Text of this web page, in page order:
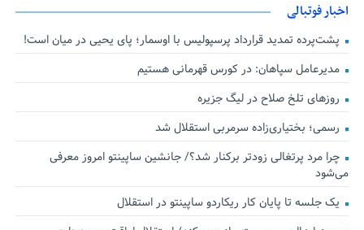
اخبار فوتبالی
پشت‌پرده تمدید قرارداد پرسپولیس با اوسمار؛ پای یحیی در میان است!
مدیرعامل سپاهان: در کورس قهرمانی هستیم
روزهای تلخ صلاح در لیگ جزیره
رسمی؛ بختیاری‌زاده سرمربی استقلال شد
چرا مرد پرتغالی زودتر برکنار شد؟/ جانشین ساپینتو امروز معرفی
می‌شود
یک جلسه تا پایان کار ریکاردو ساپینتو در استقلال